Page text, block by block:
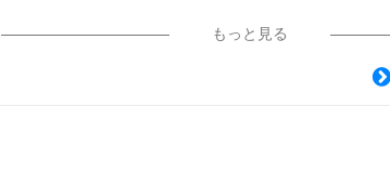
もっと見る